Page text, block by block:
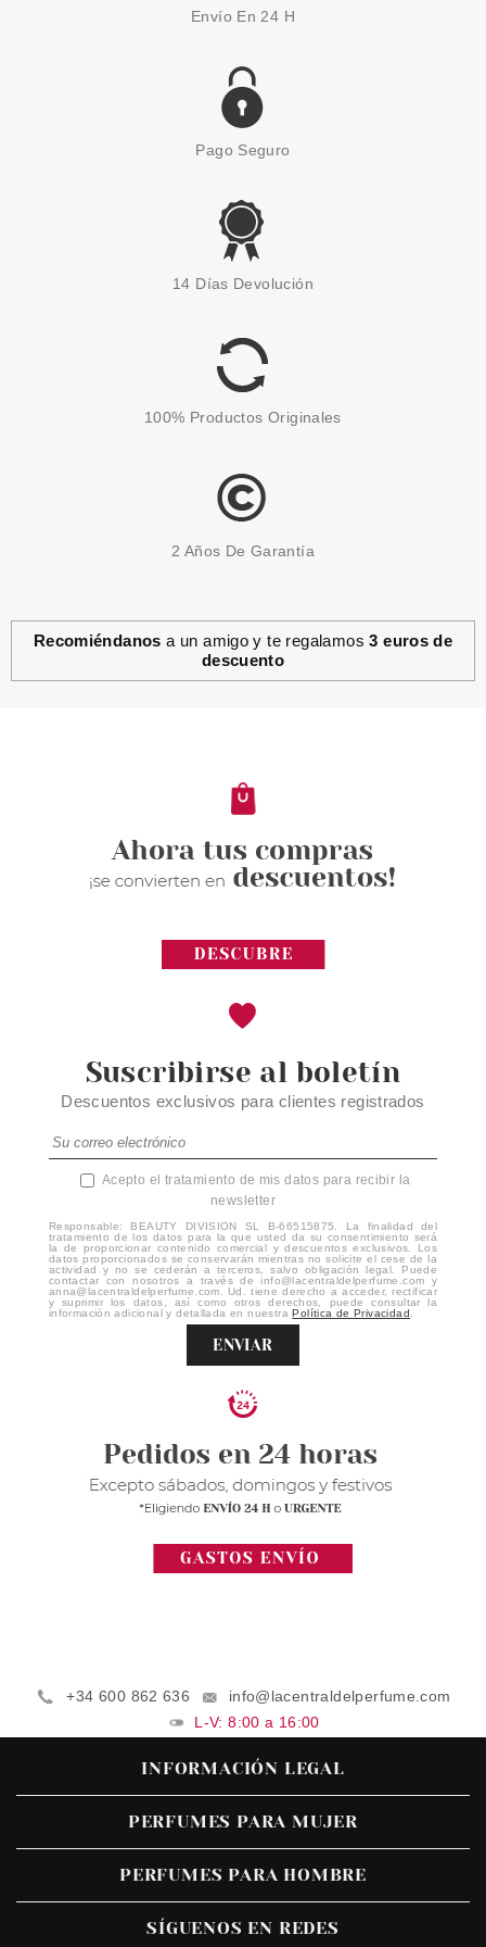
SKEYNDOR
RELLENO DE ARRUGAS
115.50€
SKEYNDOR
33.70€
Envío En 24 H
Pago Seguro
14 Días Devolución
100% Productos Originales
2 Años De Garantía
Recomiéndanos a un amigo y te regalamos3 euros de
descuento
Suscribirse al boletín
Descuentos exclusivos para clientes registrados
Acepto el tratamiento de mis datos para recibir la
newsletter
Responsable: BEAUTY DIVISION SL B-66515875. La finalidad del
tratamiento de los datos para la que usted da su consentimiento será
la de proporcionar contenido comercial y descuentos exclusivos. Los
datos proporcionados se conservarán mientras no solicite el cese de la
actividad y no se cederán a terceros, salvo obligación legal. Puede
contactar con nosotros a través de info@lacentraldelperfume.com y
anna@lacentraldelperfume.com. Ud. tiene derecho a acceder, rectificar
y suprimir los datos, así como otros derechos, puede consultar la
información adicional y detallada en nuestraPolítica de Privacidad
ENVIAR
+34 600 862 636
info@lacentraldelperfume.com
L-V: 8:00 a 16:00
INFORMACIÓN LEGAL
PERFUMES PARA MUJER
PERFUMES PARA HOMBRE
SÍGUENOS EN REDES